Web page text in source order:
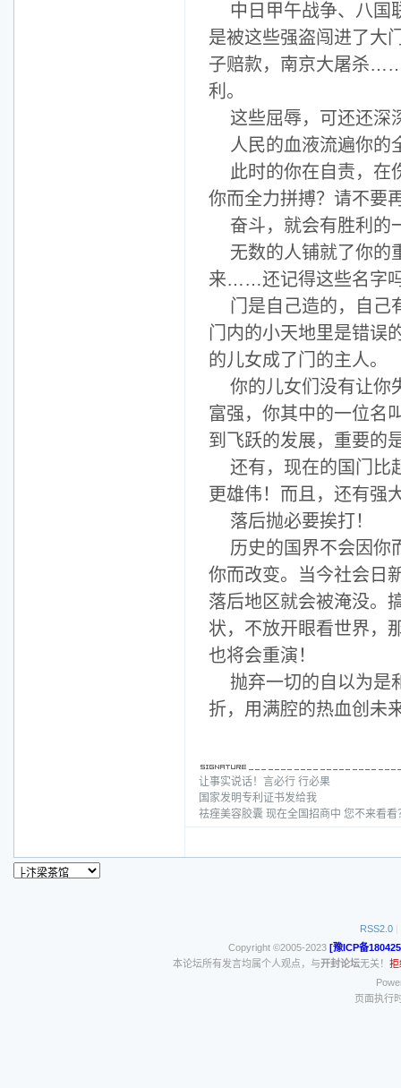
中日甲午战争、八
是被这些强盗闯进了大
子赔款，南京大屠杀
利。
这些屈辱，可还还深
人民的血液流遍你的
此时的你在自责，在
你而全力拼搏？请不要
奋斗，就会有胜利的
无数的人铺就了你的
来……还记得这些名字
门是自己造的，自己
门内的小天地里是错误
的儿女成了门的主人。
你的儿女们没有让你
富强，你其中的一位名
到飞跃的发展，重要的
还有，现在的国门比
更雄伟！而且，还有强
落后抛必要挨打！
历史的国界不会因你
你而改变。当今社会日
落后地区就会被淹没。
状，不放开眼看世界，
也将会重演！
抛弃一切的自以为是
折，用满腔的热血创未
让事实说话！言必行 行必果
国家发明专利证书发给我
祛痤美容胶囊 现在全国招商中 您不来看
RSS2.0 |
Copyright ©2005-2023 [豫ICP备
本论坛所有发言均属个人观点，与开封论坛无关！ 拒
页面执行